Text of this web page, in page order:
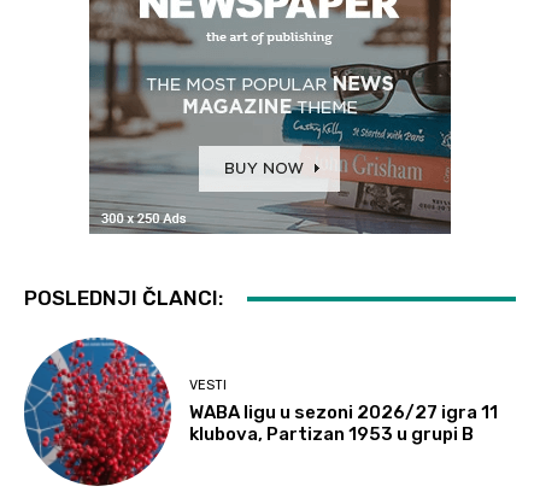
POSLEDNJI ČLANCI:
VESTI
WABA ligu u sezoni 2026/27 igra 11
klubova, Partizan 1953 u grupi B